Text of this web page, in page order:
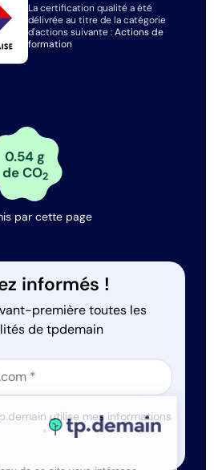
La certification qualité a été
délivrée au titre de la catégorie
d'actions suivante :Actions de
formation
0.54 g
de CO2
par cette page
informés !
première toutes les
de tpdemain
utilise mes informations
*